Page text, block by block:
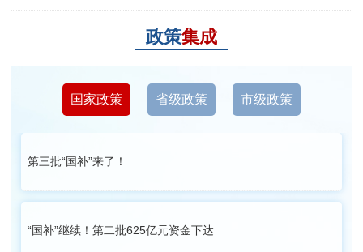
政策集成
国家政策 省级政策 市级政策
第三批“国补”来了！
“国补”继续！第二批625亿元资金下达